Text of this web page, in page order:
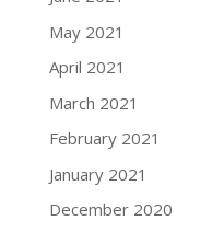
May 2021
April 2021
March 2021
February 2021
January 2021
December 2020